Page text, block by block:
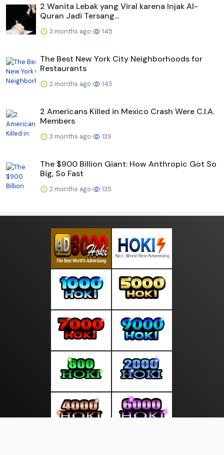
2 Wanita Lebak yang Viral karena Injak Al-
Quran Jadi Tersang...
3 months ago 145
The Best New York City Neighborhoods for
Restaurants
2 months ago 143
2 Americans Killed in Mexico Crash Were C.I.A.
Members
3 months ago 139
The $900 Billion Giant: How Anthropic Got So
Big, So Fast
2 months ago 135